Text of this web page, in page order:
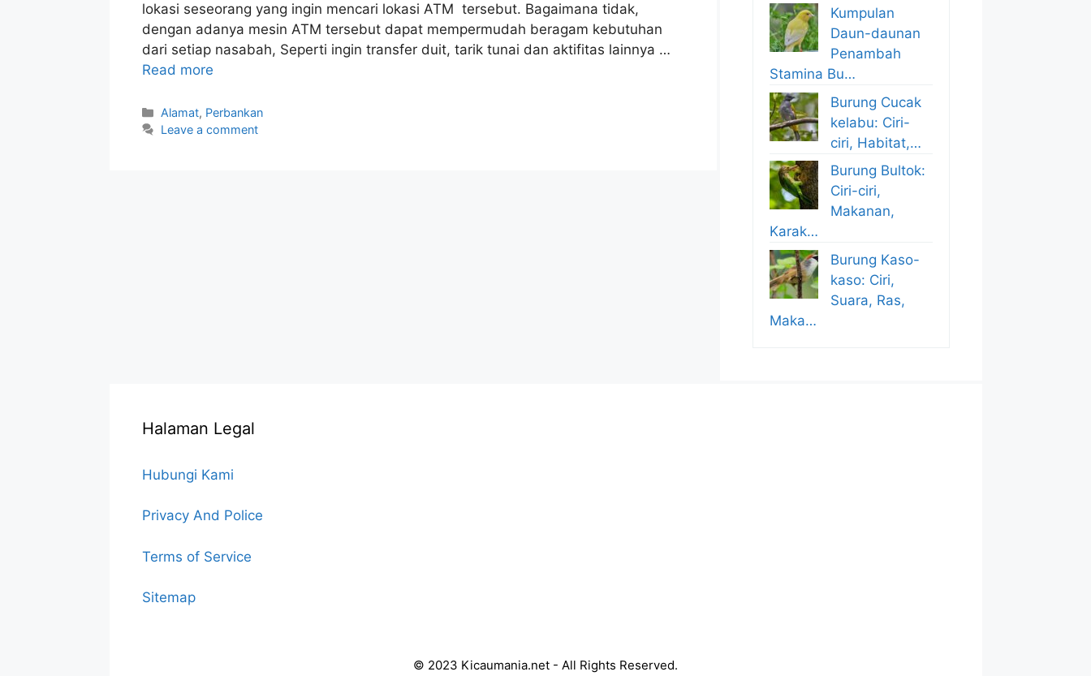
lokasi seseorang yang ingin mencari lokasi ATM tersebut. Bagaimana tidak,
dengan adanya mesin ATM tersebut dapat mempermudah beragam kebutuhan
dari setiap nasabah, Seperti ingin transfer duit, tarik tunai dan aktifitas lainnya …
Read more
Categories
Alamat, Perbankan
Leave a comment
Kumpulan
Daun-daunan
Penambah
Stamina Bu…
Burung Cucak
kelabu: Ciri-
ciri, Habitat,…
Burung Bultok:
Ciri-ciri,
Makanan,
Karak…
Burung Kaso-
kaso: Ciri,
Suara, Ras,
Maka…
Halaman Legal
Hubungi Kami
Privacy And Police
Terms of Service
Sitemap
© 2023 Kicaumania.net - All Rights Reserved.